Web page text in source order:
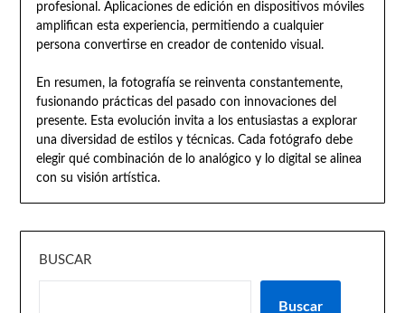
profesional. Aplicaciones de edición en dispositivos móviles
amplifican esta experiencia, permitiendo a cualquier
persona convertirse en creador de contenido visual.
En resumen, la fotografía se reinventa constantemente,
fusionando prácticas del pasado con innovaciones del
presente. Esta evolución invita a los entusiastas a explorar
una diversidad de estilos y técnicas. Cada fotógrafo debe
elegir qué combinación de lo analógico y lo digital se alinea
con su visión artística.
BUSCAR
Buscar